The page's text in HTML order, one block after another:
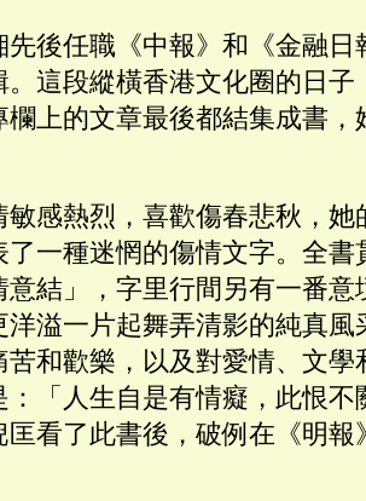
先後任職《中報》和《金融日
。這段縱橫香港文化圈的日子
欄上的文章最後都結集成書，
敏感熱烈，喜歡傷春悲秋，她
了一種迷惘的傷情文字。全書
意結」，字里行間另有一番意
洋溢一片起舞弄清影的純真風
苦和歡樂，以及對愛情、文學
：「人生自是有情癡，此恨不
匡看了此書後，破例在《明報